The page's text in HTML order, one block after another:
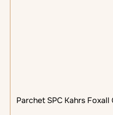
Parchet SPC Kahrs